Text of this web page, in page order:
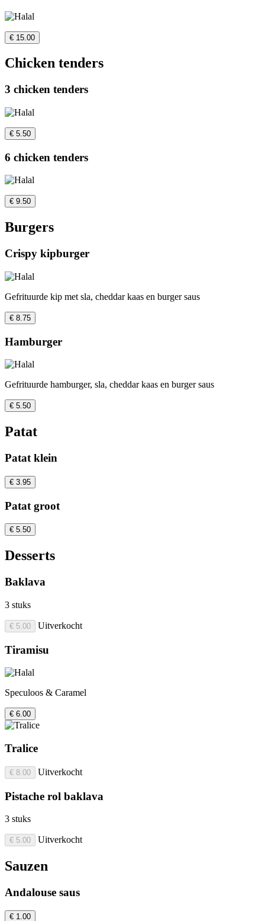
€ 15.00
Chicken tenders
3 chicken tenders
€ 5.50
6 chicken tenders
€ 9.50
Burgers
Crispy kipburger
Gefrituurde kip met sla, cheddar kaas en burger saus
€ 8.75
Hamburger
Gefrituurde hamburger, sla, cheddar kaas en burger saus
€ 5.50
Patat
Patat klein
€ 3.95
Patat groot
€ 5.50
Desserts
Baklava
3 stuks
€ 5.00 Uitverkocht
Tiramisu
Speculoos & Caramel
€ 6.00
Tralice
€ 8.00 Uitverkocht
Pistache rol baklava
3 stuks
€ 5.00 Uitverkocht
Sauzen
Andalouse saus
€ 1.00